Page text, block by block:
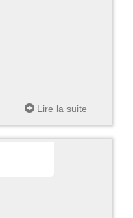
Lire la suite